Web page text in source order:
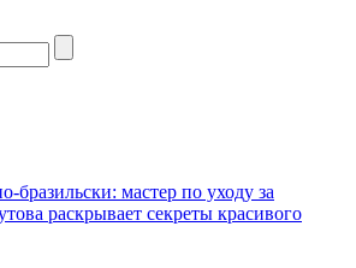
бразильски: мастер по уходу за
раскрывает секреты красивого